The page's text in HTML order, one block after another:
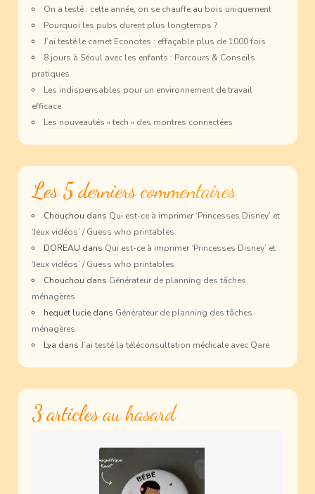
On a testé : cette année, on se chauffe au bois uniquement
Pourquoi les pubs durent plus longtemps ?
J’ai testé le carnet Econotes : effaçable plus de 1000 fois
8 jours à Séoul avec les enfants : Parcours & Conseils
pratiques
Les indispensables pour un environnement de travail
efficace
Les nouveautés « tech » des montres connectées
Les 5 derniers commentaires
Chouchou dans Qui est-ce à imprimer ‘Princesses Disney’ et
‘Jeux vidéos’ / Guess who printables
DOREAU dans Qui est-ce à imprimer ‘Princesses Disney’ et
‘Jeux vidéos’ / Guess who printables
Chouchou dans Générateur de planning des tâches
ménagères
hequet lucie dans Générateur de planning des tâches
ménagères
Lya dans J’ai testé la téléconsultation médicale avec Qare
3 articles au hasard